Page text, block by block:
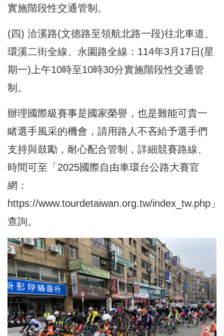
實施階段性交通管制。
(四) 洽溪路(文德路至領航北路一段)往北車道、
環溪二街全線、永園路全線：114年3月17日(星
期一)上午10時至10時30分實施階段性交通管
制。
辦理國際級賽事是國家榮譽，也是難能可貴一
睹選手風采的機會，請用路人不吝給予選手們
支持與鼓勵，耐心配合管制，詳細競賽路線、
時間可至「2025國際自由車環台公路大賽官
網：
https://www.tourdetaiwan.org.tw/index_tw.php 」
查詢。